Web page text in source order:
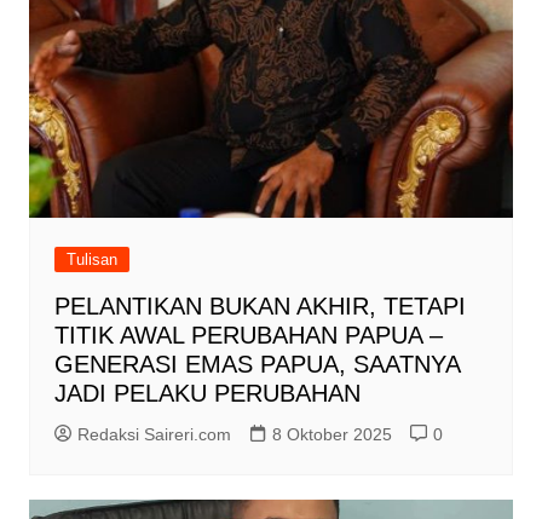
Tulisan
PELANTIKAN BUKAN AKHIR, TETAPI
TITIK AWAL PERUBAHAN PAPUA –
GENERASI EMAS PAPUA, SAATNYA
JADI PELAKU PERUBAHAN
Redaksi Saireri.com 8 Oktober 2025 0